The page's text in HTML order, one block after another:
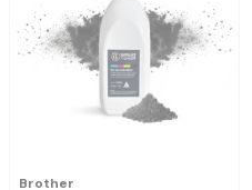
Brother